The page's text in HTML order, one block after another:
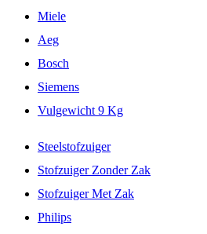
Miele
Aeg
Bosch
Siemens
Vulgewicht 9 Kg
Steelstofzuiger
Stofzuiger Zonder Zak
Stofzuiger Met Zak
Philips